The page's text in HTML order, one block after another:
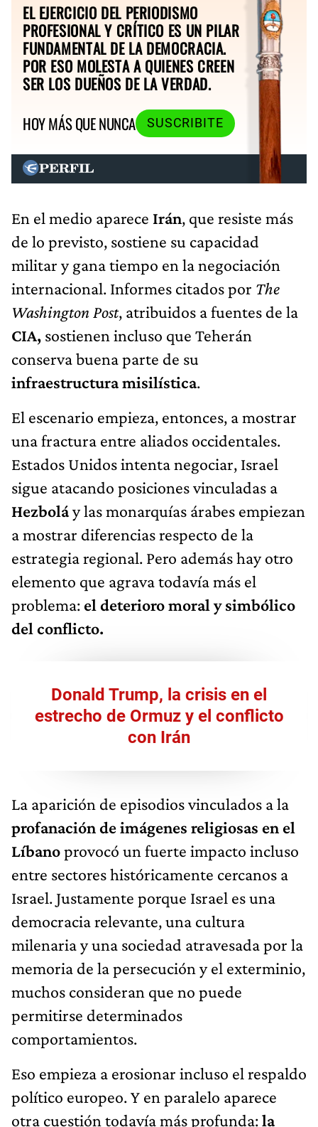
EL EJERCICIO DEL PERIODISMO
PROFESIONAL Y CRÍTICO ES UN PILAR
FUNDAMENTAL DE LA DEMOCRACIA.
POR ESO MOLESTA A QUIENES CREEN
SER LOS DUEÑOS DE LA VERDAD.
HOY MÁS QUE NUNCA
SUSCRIBITE
En el medio aparece Irán, que resiste más
de lo previsto, sostiene su capacidad
militar y gana tiempo en la negociación
internacional. Informes citados por The
Washington Post, atribuidos a fuentes de la
CIA, sostienen incluso que Teherán
conserva buena parte de su
infraestructura misilística.
El escenario empieza, entonces, a mostrar
una fractura entre aliados occidentales.
Estados Unidos intenta negociar, Israel
sigue atacando posiciones vinculadas a
Hezboláy las monarquías árabes empiezan
a mostrar diferencias respecto de la
estrategia regional. Pero además hay otro
elemento que agrava todavía más el
problema: el deterioro moral y simbólico
del conflicto.
Donald Trump, la crisis en el
estrecho de Ormuz y el conflicto
con Irán
La aparición de episodios vinculados a la
profanación de imágenes religiosas en el
Líbanoprovocó un fuerte impacto incluso
entre sectores históricamente cercanos a
Israel. Justamente porque Israel es una
democracia relevante, una cultura
milenaria y una sociedad atravesada por la
memoria de la persecución y el exterminio,
muchos consideran que no puede
permitirse determinados
comportamientos.
Eso empieza a erosionar incluso el respaldo
político europeo. Y en paralelo aparece
otra cuestión todavía más profunda:la